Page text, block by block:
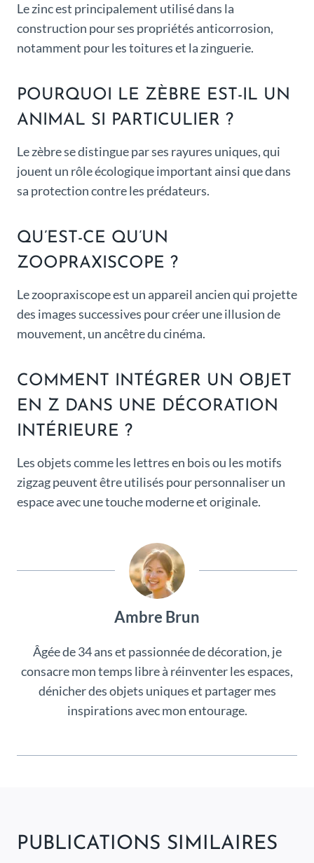
Le zinc est principalement utilisé dans la
construction pour ses propriétés anticorrosion,
notamment pour les toitures et la zinguerie.
POURQUOI LE ZÈBRE EST-IL UN
ANIMAL SI PARTICULIER ?
Le zèbre se distingue par ses rayures uniques, qui
jouent un rôle écologique important ainsi que dans
sa protection contre les prédateurs.
QU’EST-CE QU’UN
ZOOPRAXISCOPE ?
Le zoopraxiscope est un appareil ancien qui projette
des images successives pour créer une illusion de
mouvement, un ancêtre du cinéma.
COMMENT INTÉGRER UN OBJET
EN Z DANS UNE DÉCORATION
INTÉRIEURE ?
Les objets comme les lettres en bois ou les motifs
zigzag peuvent être utilisés pour personnaliser un
espace avec une touche moderne et originale.
Ambre Brun
Âgée de 34 ans et passionnée de décoration, je
consacre mon temps libre à réinventer les espaces,
dénicher des objets uniques et partager mes
inspirations avec mon entourage.
PUBLICATIONS SIMILAIRES